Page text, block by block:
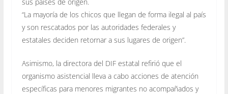
“La mayoría de los chicos que llegan de forma ilegal al país
y son rescatados por las autoridades federales y
estatales deciden retornar a sus lugares de origen”.
Asimismo, la directora del DIF estatal refirió que el
organismo asistencial lleva a cabo acciones de atención
específicas para menores migrantes no acompañados y